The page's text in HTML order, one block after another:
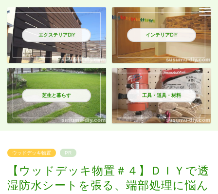
エクステリアDIY インテリアDIY
芝生と暮らす 工具・道具・材料
ウッドデッキ物置 PR
【ウッドデッキ物置＃４】ＤＩＹで透
湿防水シートを張る、端部処理に悩ん